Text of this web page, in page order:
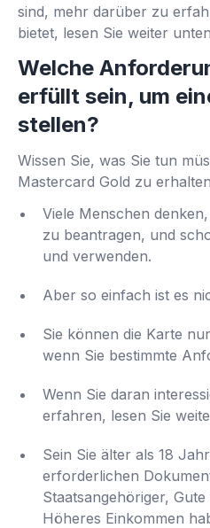
sind, mehr darüber zu
bietet, lesen Sie weiter
Welche
erfüllt sein, um
stellen?
Wissen Sie, was Sie tun
Mastercard Gold zu
Viele Menschen
zu beantragen, und
und verwenden.
Aber so einfach ist es
Sie können die Karte
wenn Sie bestimmte
Wenn Sie daran
erfahren, lesen Sie
Sein Sie älter als 18
erforderlichen
Staatsangehöriger,
Höheres Einkommen